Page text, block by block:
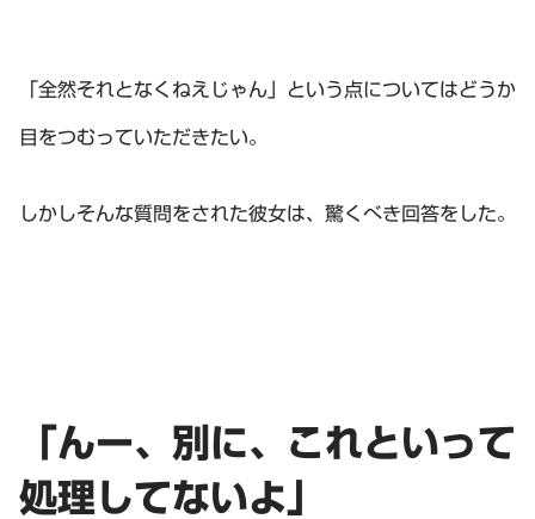
「全然それとなくねえじゃん」という点についてはどうか
目をつむっていただきたい。
しかしそんな質問をされた彼女は、驚くべき回答をした。
「んー、別に、これといって
処理してないよ」